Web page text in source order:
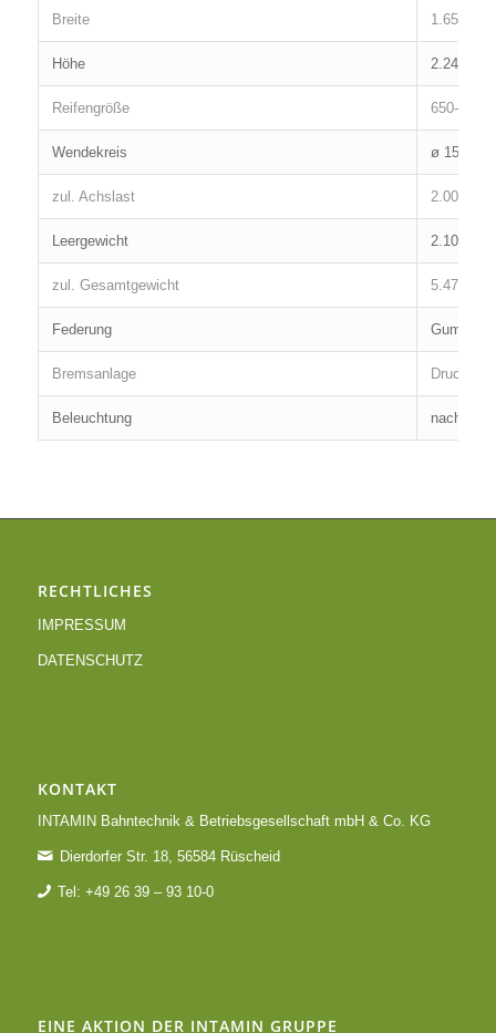
Breite 1.650 mm
Höhe 2.248 mm
Reifengröße 650-16
Wendekreis ø 15 m
zul. Achslast 2.000 kg
Leergewicht 2.100 kg
zul. Gesamtgewicht 5.475 kg
Federung
Bremsanlage
Beleuchtung nach
RECHTLICHES
IMPRESSUM
DATENSCHUTZ
KONTAKT
INTAMIN Bahntechnik & Betriebsgesellschaft mbH & Co. KG
Dierdorfer Str. 18, 56584 Rüscheid
Tel: +49 26 39 – 93 10-0
EINE AKTION DER INTAMIN GRUPPE